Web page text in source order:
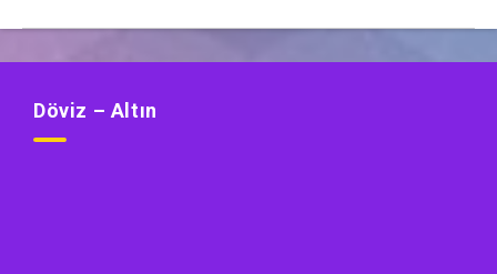
Döviz – Altın